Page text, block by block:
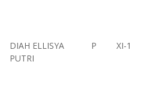
DIAH ELLISYA
PUTRI
P XI-1